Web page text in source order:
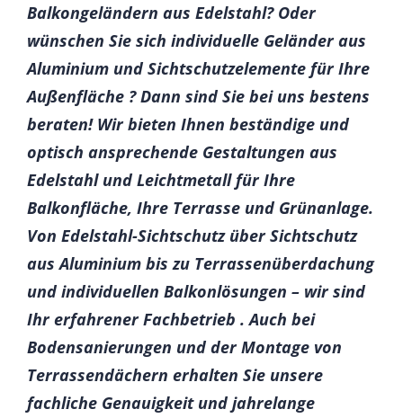
Balkongeländern aus Edelstahl? Oder
wünschen Sie sich individuelle Geländer aus
Aluminium und Sichtschutzelemente für Ihre
Außenfläche ? Dann sind Sie bei uns bestens
beraten! Wir bieten Ihnen beständige und
optisch ansprechende Gestaltungen aus
Edelstahl und Leichtmetall für Ihre
Balkonfläche, Ihre Terrasse und Grünanlage.
Von Edelstahl-Sichtschutz über Sichtschutz
aus Aluminium bis zu Terrassenüberdachung
und individuellen Balkonlösungen – wir sind
Ihr erfahrener Fachbetrieb . Auch bei
Bodensanierungen und der Montage von
Terrassendächern erhalten Sie unsere
fachliche Genauigkeit und jahrelange